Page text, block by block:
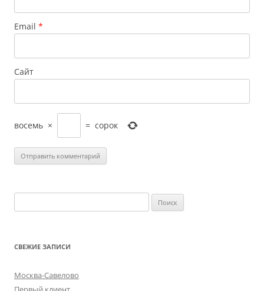
Email *
Сайт
восемь × = сорок
СВЕЖИЕ ЗАПИСИ
Москва-Савелово